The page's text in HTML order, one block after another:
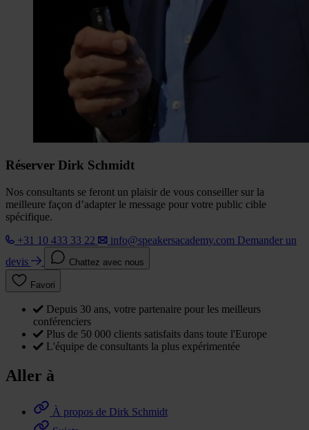
Réserver Dirk Schmidt
Nos consultants se feront un plaisir de vous conseiller sur la
meilleure façon d’adapter le message pour votre public cible
spécifique.
+31 10 433 33 22
info@speakersacademy.com Demander un
devis
Chattez avec nous
Favori
Depuis 30 ans, votre partenaire pour les meilleurs
conférenciers
Plus de 50 000 clients satisfaits dans toute l'Europe
L'équipe de consultants la plus expérimentée
Aller à
À propos de Dirk Schmidt